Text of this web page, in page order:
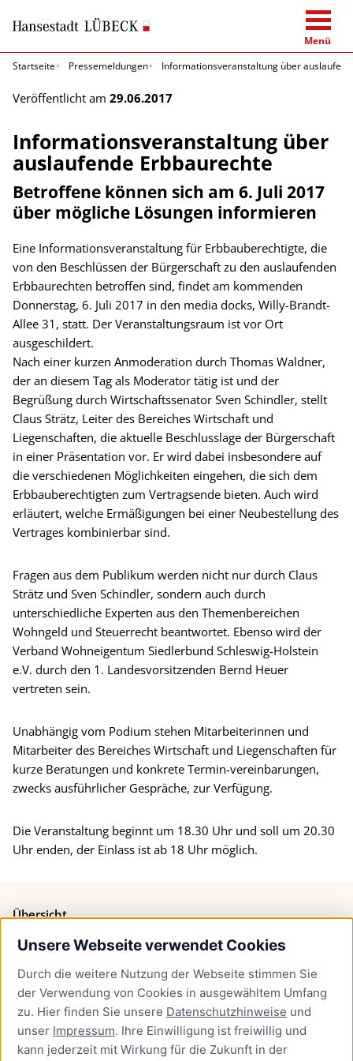
Unsere Webseite verwendet Cookies
Durch die weitere Nutzung der Webseite stimmen Sie
der Verwendung von Cookies in ausgewähltem Umfang
zu. Hier finden Sie unsere Datenschutzhinweise und
unser Impressum. Ihre Einwilligung ist freiwillig und
kann jederzeit mit Wirkung für die Zukunft in der
Menü
Startseite
Pressemeldungen Informationsveranstaltung über
Veröffentlicht am 29.06.2017
Informationsveranstaltung über
auslaufende Erbbaurechte
Betroffene können sich am 6. Juli 2017
über mögliche Lösungen informieren
Eine Informationsveranstaltung für Erbbauberechtigte, die
von den Beschlüssen der Bürgerschaft zu den auslaufenden
Erbbaurechten betroffen sind, findet am kommenden
Donnerstag, 6. Juli 2017 in den media docks, Willy-Brandt-
Allee 31, statt. Der Veranstaltungsraum ist vor Ort
ausgeschildert.
Nach einer kurzen Anmoderation durch Thomas Waldner,
der an diesem Tag als Moderator tätig ist und der
Begrüßung durch Wirtschaftssenator Sven Schindler, stellt
Claus Strätz, Leiter des Bereiches Wirtschaft und
Liegenschaften, die aktuelle Beschlusslage der Bürgerschaft
in einer Präsentation vor. Er wird dabei insbesondere auf
die verschiedenen Möglichkeiten eingehen, die sich dem
Erbbauberechtigten zum Vertragsende bieten. Auch wird
erläutert, welche Ermäßigungen bei einer Neubestellung des
Vertrages kombinierbar sind.
Fragen aus dem Publikum werden nicht nur durch Claus
Strätz und Sven Schindler, sondern auch durch
unterschiedliche Experten aus den Themenbereichen
Wohngeld und Steuerrecht beantwortet. Ebenso wird der
Verband Wohneigentum Siedlerbund Schleswig-Holstein
e.V. durch den 1. Landesvorsitzenden Bernd Heuer
vertreten sein.
Unabhängig vom Podium stehen Mitarbeiterinnen und
Mitarbeiter des Bereiches Wirtschaft und Liegenschaften für
kurze Beratungen und konkrete Termin-vereinbarungen,
zwecks ausführlicher Gespräche, zur Verfügung.
Die Veranstaltung beginnt um 18.30 Uhr und soll um 20.30
Uhr enden, der Einlass ist ab 18 Uhr möglich.
Übersicht
Bürgerservice
Presse
Newsletter Lübeck:kompakt
Kontakt